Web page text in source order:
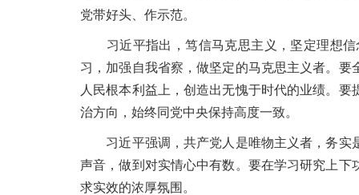
党带好头、作示范。
习近平指出，笃信马克思主义，坚定理想信
习，加强自我省察，做坚定的马克思主义者。
人民根本利益上，创造出无愧于时代的业绩。
治方向，始终同党中央保持高度一致。
习近平强调，共产党人是唯物主义者，务实
声音，做到对实情心中有数。要在学习研究上
求实效的浓厚氛围。